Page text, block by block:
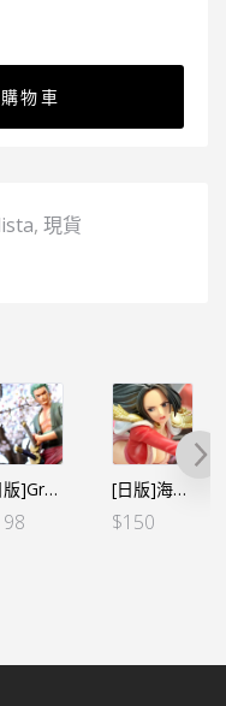
物車
, 現貨
[日版]Grandista-RORONOA ZORO 卓洛（日） [日版]海賊王 BATTLE RECORD COLLECTION-BOA.HANCOCK 女帝-（日）
$150